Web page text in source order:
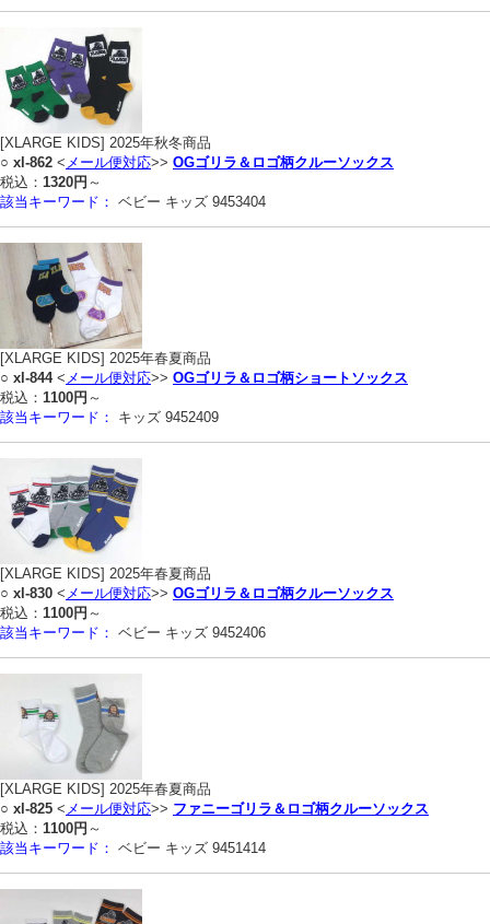
[XLARGE KIDS] 2025年秋冬商品
○ xl-862 < メール便対応>> OGゴリラ＆ロゴ柄クルーソックス
税込： 1320円 ～
該当キーワード： ベビー キッズ 9453404
[XLARGE KIDS] 2025年春夏商品
○ xl-844< メール便対応>> OGゴリラ＆ロゴ柄ショートソックス
税込： 1100円 ～
該当キーワード：
キッズ 9452409
[XLARGE KIDS] 2025年春夏商品
○ xl-830 < メール便対応>> OGゴリラ＆ロゴ柄クルーソックス
税込： 1100円 ～
該当キーワード： ベビー キッズ 9452406
[XLARGE KIDS] 2025年春夏商品
○ xl-825 < メール便対応>> ファニーゴリラ＆ロゴ柄クルーソックス
税込： 1100円 ～
該当キーワード： ベビー キッズ 9451414